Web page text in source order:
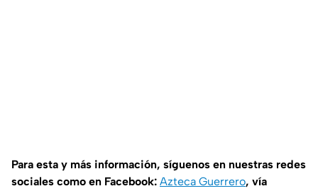
Para esta y más información, síguenos en nuestras redes
sociales como en Facebook: Azteca Guerrero, vía